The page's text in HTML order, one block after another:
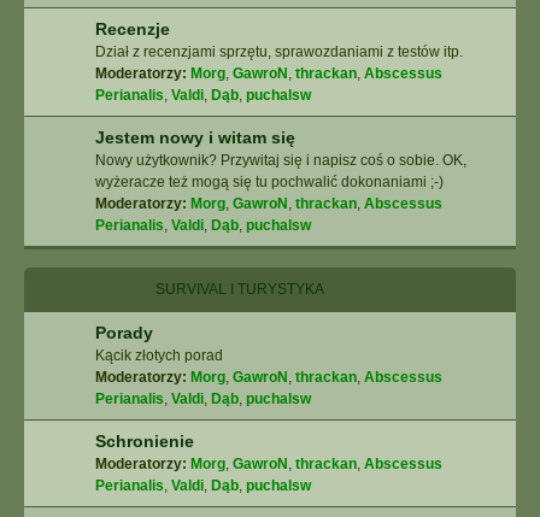
Recenzje
Dział z recenzjami sprzętu, sprawozdaniami z testów itp.
Moderatorzy: Morg, GawroN , thrackan, Abscessus
Perianalis, Valdi, Dąb, puchalsw
Jestem nowy i witam się
Nowy użytkownik? Przywitaj się i napisz coś o sobie. OK,
wyżeracze też mogą się tu pochwalić dokonaniami ;-)
Moderatorzy: Morg, GawroN , thrackan, Abscessus
Perianalis, Valdi, Dąb, puchalsw
SURVIVAL I TURYSTYKA
Porady
Kącik złotych porad
Moderatorzy: Morg, GawroN , thrackan, Abscessus
Perianalis, Valdi, Dąb, puchalsw
Schronienie
Moderatorzy: Morg, GawroN , thrackan, Abscessus
Perianalis, Valdi, Dąb, puchalsw